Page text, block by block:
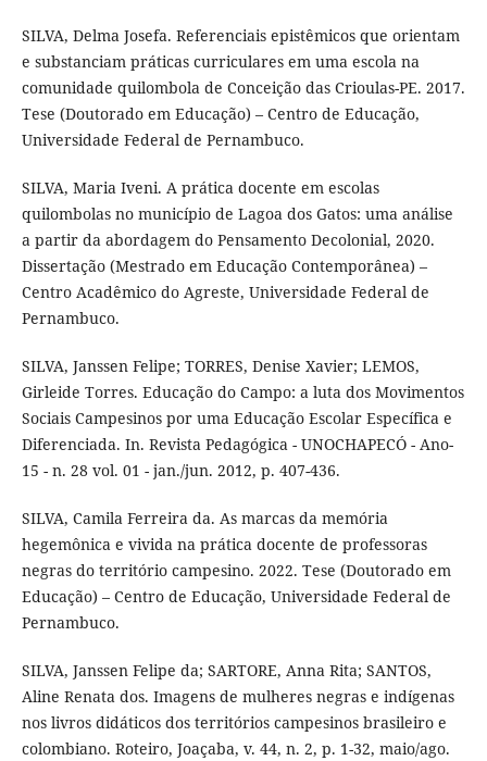
SILVA, Delma Josefa. Referenciais epistêmicos que orientam
e substanciam práticas curriculares em uma escola na
comunidade quilombola de Conceição das Crioulas-PE. 2017.
Tese (Doutorado em Educação) – Centro de Educação,
Universidade Federal de Pernambuco.
SILVA, Maria Iveni. A prática docente em escolas
quilombolas no município de Lagoa dos Gatos: uma análise
a partir da abordagem do Pensamento Decolonial, 2020.
Dissertação (Mestrado em Educação Contemporânea) –
Centro Acadêmico do Agreste, Universidade Federal de
Pernambuco.
SILVA, Janssen Felipe; TORRES, Denise Xavier; LEMOS,
Girleide Torres. Educação do Campo: a luta dos Movimentos
Sociais Campesinos por uma Educação Escolar Específica e
Diferenciada. In. Revista Pedagógica - UNOCHAPECÓ - Ano-
15 - n. 28 vol. 01 - jan./jun. 2012, p. 407-436.
SILVA, Camila Ferreira da. As marcas da memória
hegemônica e vivida na prática docente de professoras
negras do território campesino. 2022. Tese (Doutorado em
Educação) – Centro de Educação, Universidade Federal de
Pernambuco.
SILVA, Janssen Felipe da; SARTORE, Anna Rita; SANTOS,
Aline Renata dos. Imagens de mulheres negras e indígenas
nos livros didáticos dos territórios campesinos brasileiro e
colombiano. Roteiro, Joaçaba, v. 44, n. 2, p. 1-32, maio/ago.